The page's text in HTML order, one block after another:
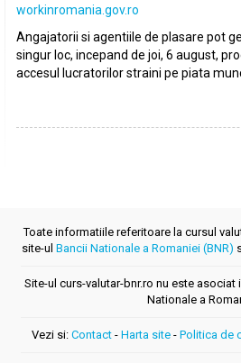
workinromania.gov.ro
Angajatorii si agentiile de plasare pot
singur loc, incepand de joi, 6 august,
accesul lucratorilor straini pe piata
Toate informatiile referitoare la cursul
site-ul Bancii Nationale a Romaniei (BNR)
Site-ul curs-valutar-bnr.ro nu este asociat
Nationale a
Vezi si: Contact - Harta site - Politica de